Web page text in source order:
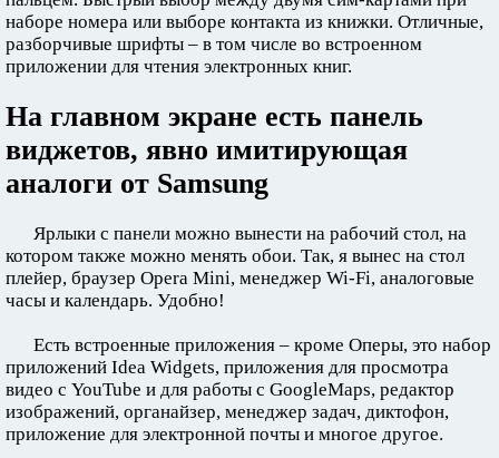
наборе номера или выборе контакта из книжки. Отличные,
разборчивые шрифты – в том числе во встроенном
приложении для чтения электронных книг.
На главном экране есть панель
виджетов, явно имитирующая
аналоги от Samsung
Ярлыки с панели можно вынести на рабочий стол, на
котором также можно менять обои. Так, я вынес на стол
плейер, браузер Opera Mini, менеджер Wi-Fi, аналоговые
часы и календарь. Удобно!
Есть встроенные приложения – кроме Оперы, это набор
приложений Idea Widgets, приложения для просмотра
видео с YouTube и для работы с GoogleMaps, редактор
изображений, органайзер, менеджер задач, диктофон,
приложение для электронной почты и многое другое.